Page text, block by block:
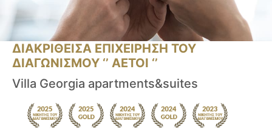
ΔΙΑΚΡΙΘΕΙΣΑ ΕΠΙΧΕΙΡΗΣΗ ΤΟΥ
ΔΙΑΓΩΝΙΣΜΟΥ ‘’ ΑΕΤΟΙ ‘’
Villa Georgia apartments&suites